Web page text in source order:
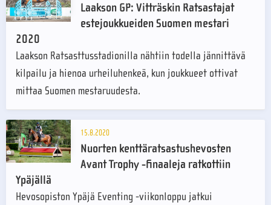
Laakson GP: Vitträskin Ratsastajat
estejoukkueiden Suomen mestari
2020
Laakson Ratsasttusstadionilla nähtiin todella jännittävä
kilpailu ja hienoa urheiluhenkeä, kun joukkueet ottivat
mittaa Suomen mestaruudesta.
15.8.2020
Nuorten kenttäratsastushevosten
Avant Trophy -finaaleja ratkottiin
Ypäjällä
Hevosopiston Ypäjä Eventing -viikonloppu jatkui